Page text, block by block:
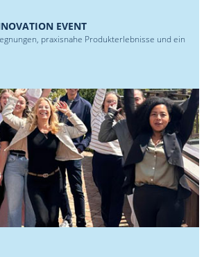
EVENT
praxisnahe Produkterlebnisse und ein